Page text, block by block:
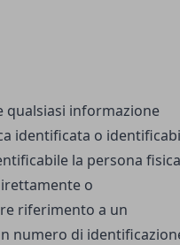
qualsiasi informazione
identificata o
la persona fisica
o
riferimento a un
numero di